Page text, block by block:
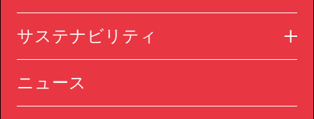
サステナビリティ
ニュース